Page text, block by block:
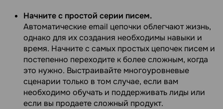
Начните с простой серии писем.
Автоматические email цепочки облегчают жизнь,
однако для их создания необходимы навыки и
время. Начните с самых простых цепочек писем и
постепенно переходите к более сложным, когда
это нужно. Выстраивайте многоуровневые
сценарии только в том случае, если вам
необходимо обучать и поддерживать лиды или
если вы продаете сложный продукт.